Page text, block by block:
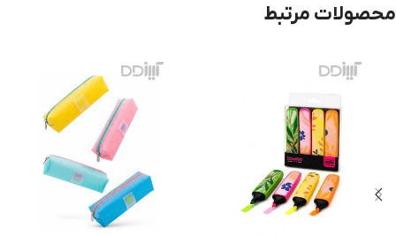
محصولات مرتبط